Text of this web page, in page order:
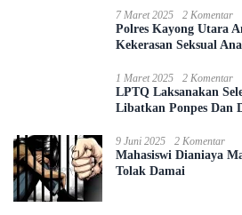
7 Maret 2025 2 Komentar
Polres Kayong Utara
Kekerasan Seksual
1 Maret 2025 2 Komentar
LPTQ Laksanakan
Libatkan Ponpes Dan
9 Juni 2025 2 Komentar
Mahasiswi Dianiaya
Tolak Damai